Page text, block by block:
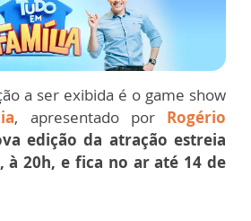
a ser exibida é o game show
, apresentado por Rogério
edição da atração estreia
à 20h, e fica no ar até 14 de